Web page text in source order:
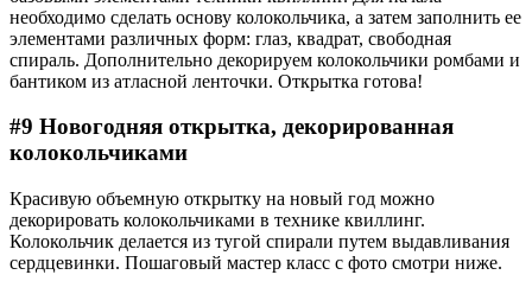
необходимо сделать основу колокольчика, а затем заполнить ее
элементами различных форм: глаз, квадрат, свободная
спираль. Дополнительно декорируем колокольчики ромбами и
бантиком из атласной ленточки. Открытка готова!
#9 Новогодняя открытка, декорированная
колокольчиками
Красивую объемную открытку на новый год можно
декорировать колокольчиками в технике квиллинг.
Колокольчик делается из тугой спирали путем выдавливания
сердцевинки. Пошаговый мастер класс с фото смотри ниже.